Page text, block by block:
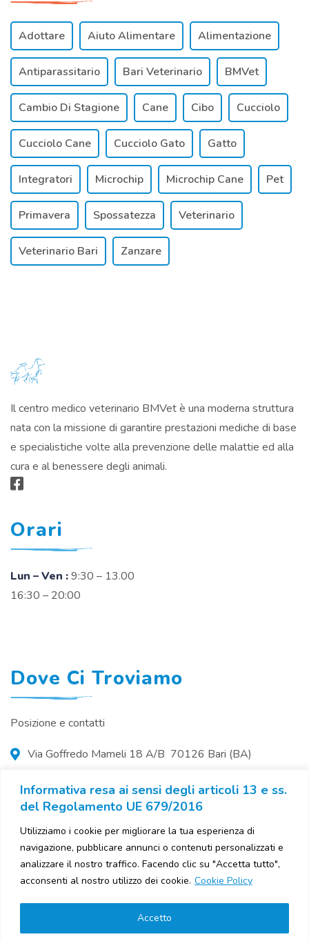
Informativa resa ai sensi degli articoli 13 e ss.
del Regolamento UE 679/2016
Utilizziamo i cookie per migliorare la tua esperienza di
navigazione, pubblicare annunci o contenuti personalizzati e
analizzare il nostro traffico. Facendo clic su "Accetta tutto",
acconsenti al nostro utilizzo dei cookie. Cookie Policy
Accetto
Adottare Aiuto Alimentare Alimentazione
Antiparassitario Bari Veterinario BMVet
Cambio Di Stagione Cane Cibo Cucciolo
Cucciolo Cane Cucciolo Gato Gatto
Integratori Microchip Microchip Cane Pet
Primavera Spossatezza Veterinario
Veterinario Bari Zanzare
Il centro medico veterinario BMVet è una moderna struttura
nata con la missione di garantire prestazioni mediche di base
e specialistiche volte alla prevenzione delle malattie ed alla
cura e al benessere degli animali.
Orari
Lun – Ven :9:30 – 13.00
16:30 – 20:00
Dove Ci Troviamo
Posizione e contatti
Via Goffredo Mameli 18 A/B 70126 Bari (BA)
centrobmvet@gmail.com
© BMvet 2023